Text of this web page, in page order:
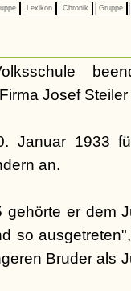
Lexikon Chronik Gruppe
Josef
Januar 1933
an.
er dem
so
Bruder als